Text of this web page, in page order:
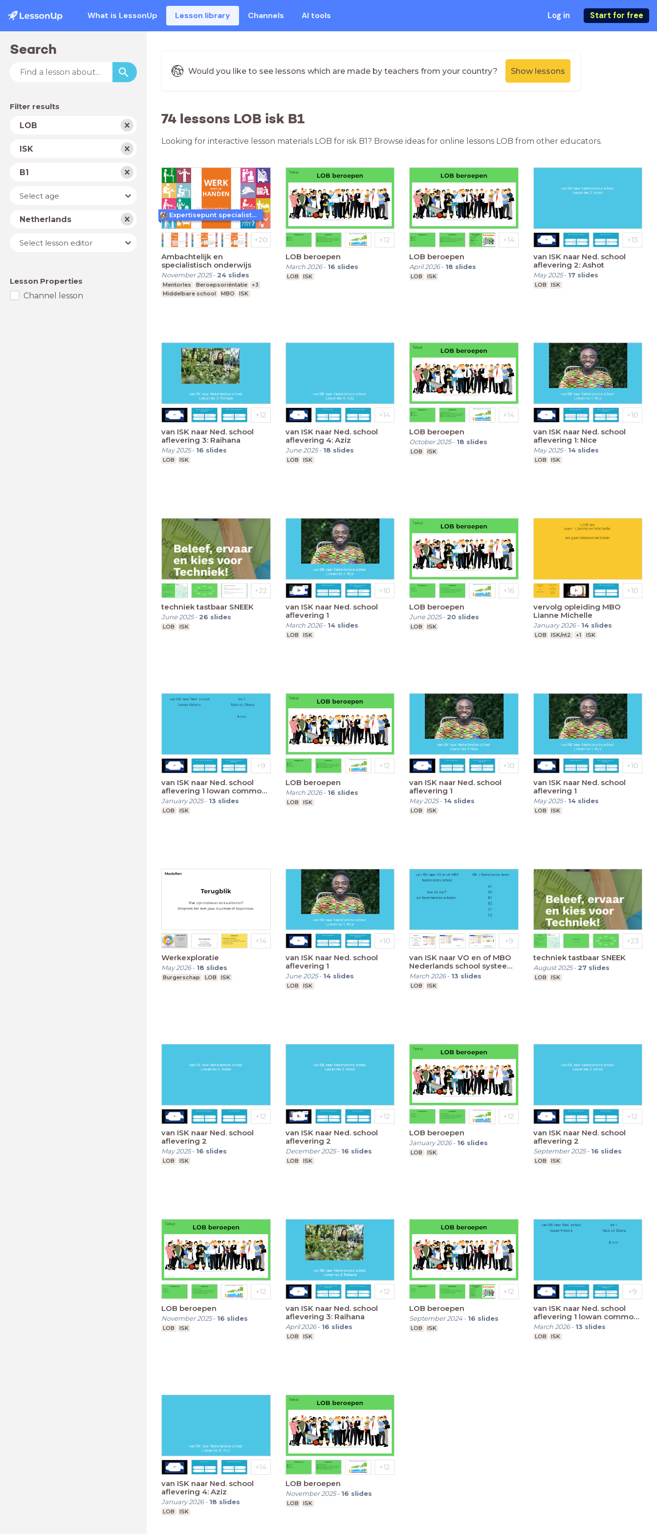
What is LessonUp Lesson library Channels AI tools Log in Start for free
Search
Filter results
Subject
LOB
School
typeISK
Level
B1
YearSelect age
Country
Netherlands
Lesson
editor
Select lesson editor
Lesson Properties
Channel lesson
Would you like to see lessons which are made by teachers from your country? Show lessons
74 lessons LOB isk B1
Looking for interactive lesson materials LOB for isk B1? Browse ideas for online lessons LOB from other educators.
Ambachtelijk en
specialistisch onderwijs
November 2025- 24 slides
Mentorles Beroepsoriëntatie
+3
Middelbare school
MBO ISK
Expertisepunt specialistisch vakmanschap
LOB beroepen
March 2026- 16 slides
LOB ISK
LOB beroepen
April 2026- 18 slides
LOB ISK
van ISK naar Ned. school
aflevering 2: Ashot
May 2025- 17 slides
LOB ISK
van ISK naar Ned. school
aflevering 3: Raihana
May 2025- 16 slides
LOB ISK
van ISK naar Ned. school
aflevering 4: Aziz
June 2025- 18 slides
LOB ISK
LOB beroepen
October 2025- 18 slides
LOB ISK
van ISK naar Ned. school
aflevering 1: Nice
May 2025- 14 slides
LOB ISK
techniek tastbaar SNEEK
June 2025- 26 slides
LOB ISK
van ISK naar Ned. school
aflevering 1
March 2026- 14 slides
LOB ISK
LOB beroepen
June 2025- 20 slides
LOB ISK
vervolg opleiding MBO
Lianne Michelle
January 2026- 14 slides
LOB ISK/nt2 +1 ISK
van ISK naar Ned. school
aflevering 1 lowan common
frames
January 2025- 13 slides
LOB ISK
LOB beroepen
March 2026- 16 slides
LOB ISK
van ISK naar Ned. school
aflevering 1
May 2025- 14 slides
LOB ISK
van ISK naar Ned. school
aflevering 1
May 2025- 14 slides
LOB ISK
Werkexploratie
May 2026- 18 slides
Burgerschap LOB ISK
van ISK naar Ned. school
aflevering 1
June 2025- 14 slides
LOB ISK
van ISK naar VO en of MBO
Nederlands school systeem
jfr
March 2026- 13 slides
LOB ISK
techniek tastbaar SNEEK
August 2025- 27 slides
LOB ISK
van ISK naar Ned. school
aflevering 2
May 2025- 16 slides
LOB ISK
van ISK naar Ned. school
aflevering 2
December 2025- 16 slides
LOB ISK
LOB beroepen
January 2026- 16 slides
LOB ISK
van ISK naar Ned. school
aflevering 2
September 2025- 16 slides
LOB ISK
LOB beroepen
November 2025- 16 slides
LOB ISK
van ISK naar Ned. school
aflevering 3: Raihana
April 2026- 16 slides
LOB ISK
LOB beroepen
September 2024- 16 slides
LOB ISK
van ISK naar Ned. school
aflevering 1 lowan common
frames
March 2026- 13 slides
LOB ISK
van ISK naar Ned. school
aflevering 4: Aziz
January 2026- 18 slides
LOB ISK
LOB beroepen
November 2025- 16 slides
LOB ISK